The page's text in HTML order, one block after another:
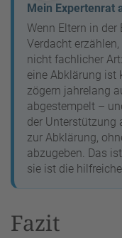
Mein Expertenrat
Wenn Eltern in der
Verdacht
nicht fachlicher
eine Abklärung ist
zögern jahrelang
abgestempelt –
der Unterstützung
zur Abklärung,
abzugeben. Das
sie ist die
Fazit